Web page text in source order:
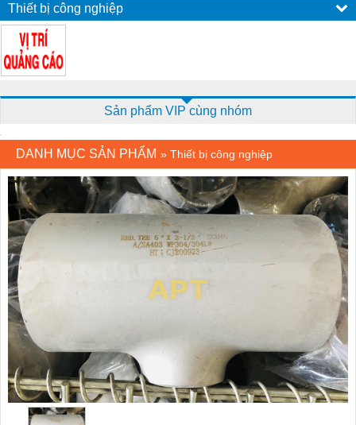
Thiết bị công nghiệp
Sản phẩm VIP cùng nhóm
DANH MỤC SẢN PHẨM » Thiết bị công nghiệp